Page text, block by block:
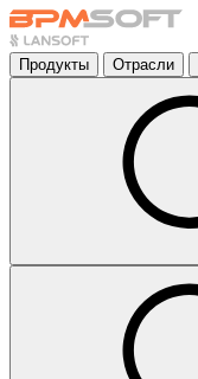
Продукты Отрасли